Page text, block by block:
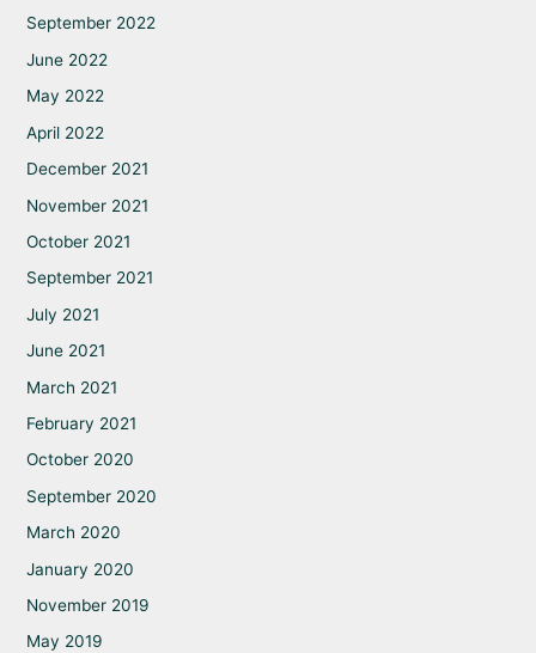
September 2022
June 2022
May 2022
April 2022
December 2021
November 2021
October 2021
September 2021
July 2021
June 2021
March 2021
February 2021
October 2020
September 2020
March 2020
January 2020
November 2019
May 2019